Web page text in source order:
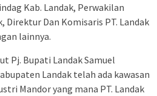
Kab. Landak, Perwakilan
Direktur Dan Komisaris PT. Landak
lainnya.
Pj. Bupati Landak Samuel
Landak telah ada kawasan
Mandor yang mana PT. Landak